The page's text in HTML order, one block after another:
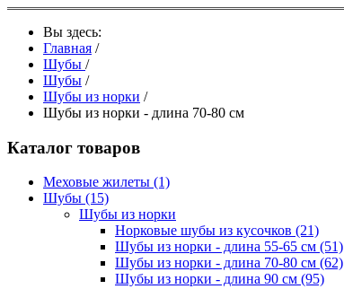
Вы здесь:
Главная /
Шубы /
Шубы /
Шубы из норки /
Шубы из норки - длина 70-80 см
Каталог товаров
Меховые жилеты (1)
Шубы (15)
Шубы из норки
Норковые шубы из кусочков (21)
Шубы из норки - длина 55-65 см (51)
Шубы из норки - длина 70-80 см (62)
Шубы из норки - длина 90 см (95)